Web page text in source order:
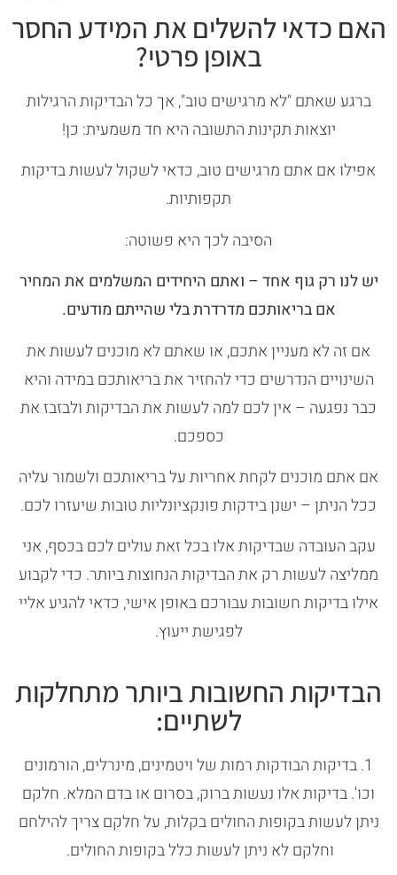
האם כדאי להשלים את המידע החסר
באופן פרטי?
ברגע שאתם "לא מרגישים טוב", אך כל הבדיקות הרגילות
יוצאות תקינות התשובה היא חד משמעית: כן!
אפילו אם אתם מרגישים טוב, כדאי לשקול לעשות בדיקות
תקפותיות.
הסיבה לכך היא פשוטה:
יש לנו רק גוף אחד – ואתם היחידים המשלמים את המחיר
אם בריאותכם מדרדרת בלי שהייתם מודעים.
אם זה לא מעניין אתכם, או שאתם לא מוכנים לעשות את
השינויים הנדרשים כדי להחזיר את בריאותכם במידה והיא
כבר נפגעה – אין לכם למה לעשות את הבדיקות ולבזבז את
כספכם.
אם אתם מוכנים לקחת אחריות על בריאותכם ולשמור עליה
ככל הניתן – ישנן בידקות פונקציונליות טובות שיעזרו לכם.
עקב העובדה שבדיקות אלו בכל זאת עולים לכם בכסף, אני
ממליצה לעשות רק את הבדיקות הנחוצות ביותר. כדי לקבוע
אילו בדיקות חשובות עבורכם באופן אישי, כדאי להגיע אליי
לפגישת ייעוץ.
הבדיקות החשובות ביותר מתחלקות
לשתיים:
1. בדיקות הבודקות רמות של ויטמינים, מינרלים, הורמונים
וכו'. בדיקות אלו נעשות ברוק, בסרום או בדם המלא. חלקם
ניתן לעשות בקופות החולים בקלות, על חלקם צריך להילחם
וחלקם לא ניתן לעשות כלל בקופות החולים.